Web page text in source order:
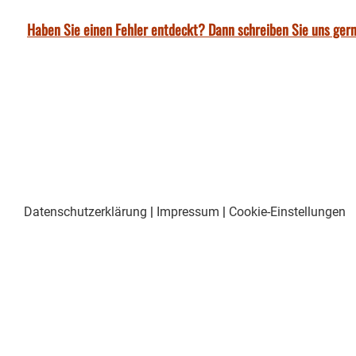
Haben Sie einen Fehler entdeckt? Dann schreiben Sie uns
Datenschutzerklärung | Impressum | Cookie-Einstellungen